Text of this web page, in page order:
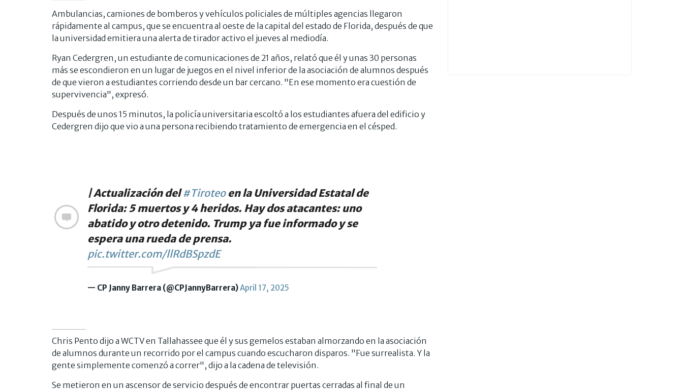
Ambulancias, camiones de bomberos y vehículos policiales de múltiples agencias llegaron
rápidamente al campus, que se encuentra al oeste de la capital del estado de Florida, después de que
la universidad emitiera una alerta de tirador activo el jueves al mediodía.
Ryan Cedergren, un estudiante de comunicaciones de 21 años, relató que él y unas 30 personas
más se escondieron en un lugar de juegos en el nivel inferior de la asociación de alumnos después
de que vieron a estudiantes corriendo desde un bar cercano. "En ese momento era cuestión de
supervivencia", expresó.
Después de unos 15 minutos, la policía universitaria escoltó a los estudiantes afuera del edificio y
Cedergren dijo que vio a una persona recibiendo tratamiento de emergencia en el césped.
| Actualización del#Tiroteoen la Universidad Estatal de
Florida: 5 muertos y 4 heridos. Hay dos atacantes: uno
abatido y otro detenido. Trump ya fue informado y se
espera una rueda de prensa.
pic.twitter.com/llRdBSpzdE
— CP Janny Barrera (@CPJannyBarrera)April 17, 2025
Chris Pento dijo a WCTV en Tallahassee que él y sus gemelos estaban almorzando en la asociación
de alumnos durante un recorrido por el campus cuando escucharon disparos. "Fue surrealista. Y la
gente simplemente comenzó a correr", dijo a la cadena de televisión.
Se metieron en un ascensor de servicio después de encontrar puertas cerradas al final de un